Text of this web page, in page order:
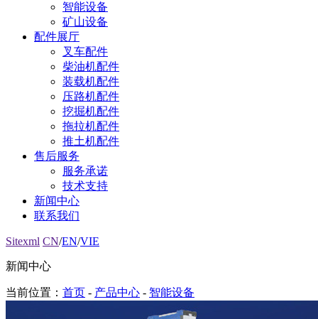
智能设备
矿山设备
配件展厅
叉车配件
柴油机配件
装载机配件
压路机配件
挖掘机配件
拖拉机配件
推土机配件
售后服务
服务承诺
技术支持
新闻中心
联系我们
Sitexml CN/EN/VIE
新闻中心
当前位置： 首页 - 产品中心 - 智能设备